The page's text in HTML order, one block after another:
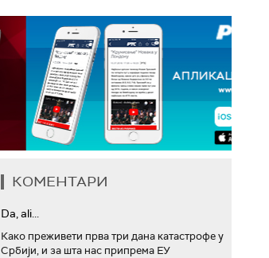
КОМЕНТАРИ
Da, ali...
Како преживети прва три дана катастрофе у
Србији, и за шта нас припрема ЕУ